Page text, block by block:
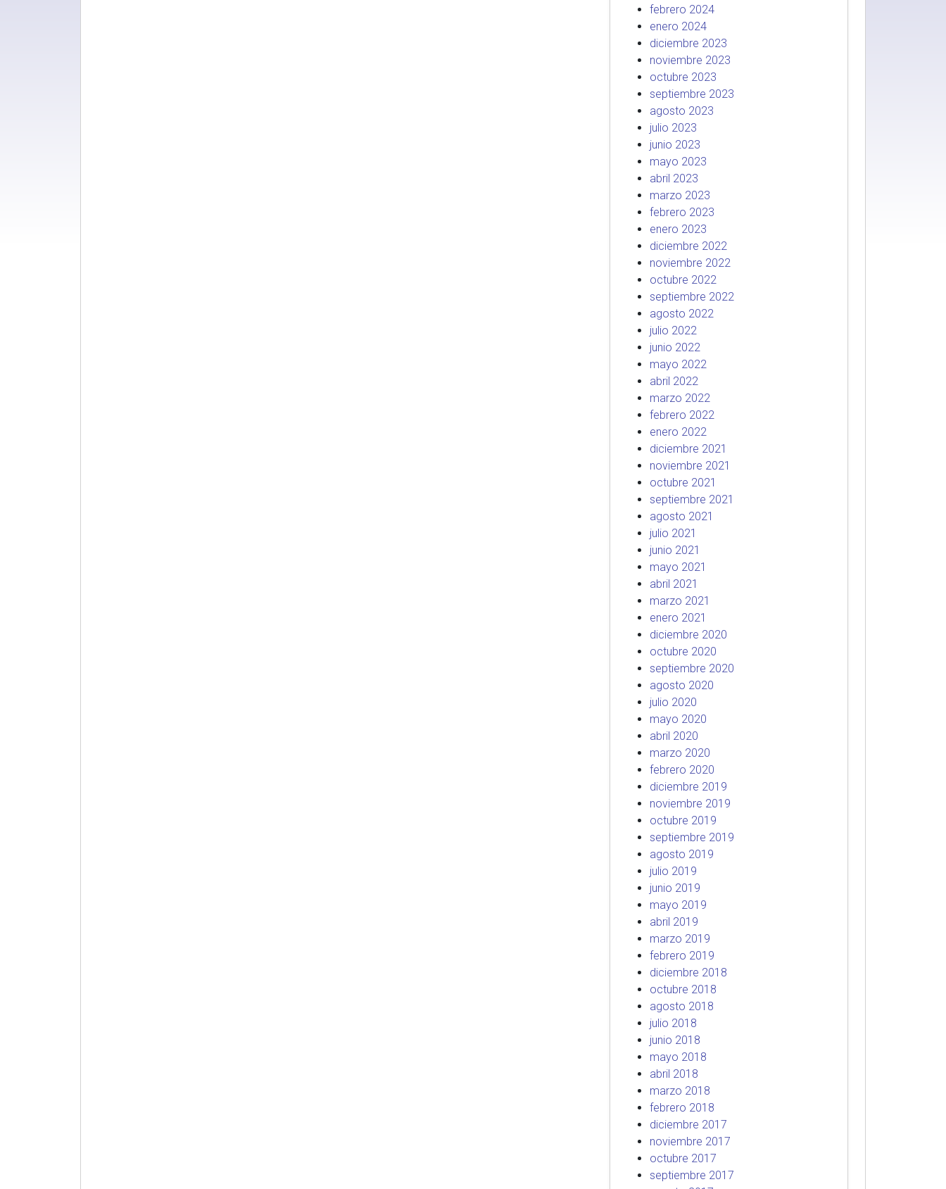
febrero 2024
enero 2024
diciembre 2023
noviembre 2023
octubre 2023
septiembre 2023
agosto 2023
julio 2023
junio 2023
mayo 2023
abril 2023
marzo 2023
febrero 2023
enero 2023
diciembre 2022
noviembre 2022
octubre 2022
septiembre 2022
agosto 2022
julio 2022
junio 2022
mayo 2022
abril 2022
marzo 2022
febrero 2022
enero 2022
diciembre 2021
noviembre 2021
octubre 2021
septiembre 2021
agosto 2021
julio 2021
junio 2021
mayo 2021
abril 2021
marzo 2021
enero 2021
diciembre 2020
octubre 2020
septiembre 2020
agosto 2020
julio 2020
mayo 2020
abril 2020
marzo 2020
febrero 2020
diciembre 2019
noviembre 2019
octubre 2019
septiembre 2019
agosto 2019
julio 2019
junio 2019
mayo 2019
abril 2019
marzo 2019
febrero 2019
diciembre 2018
octubre 2018
agosto 2018
julio 2018
junio 2018
mayo 2018
abril 2018
marzo 2018
febrero 2018
diciembre 2017
noviembre 2017
octubre 2017
septiembre 2017